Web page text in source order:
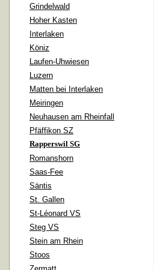
Grindelwald
Hoher Kasten
Interlaken
Köniz
Laufen-Uhwiesen
Luzern
Matten bei Interlaken
Meiringen
Neuhausen am Rheinfall
Pfäffikon SZ
Rapperswil SG
Romanshorn
Saas-Fee
Säntis
St. Gallen
St-Léonard VS
Steg VS
Stein am Rhein
Stoos